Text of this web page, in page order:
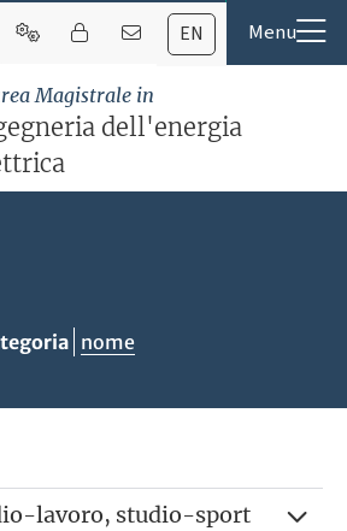
EN
Magistrale in
dell'energia
nome
lavoro, studio-sport